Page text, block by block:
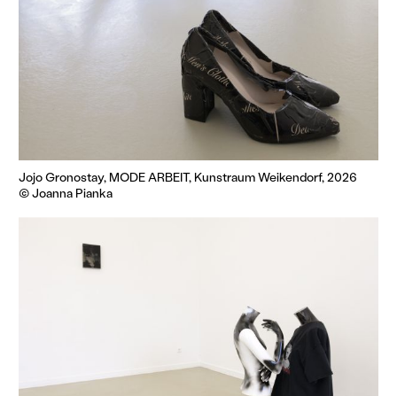
Jojo Gronostay, MODE ARBEIT, Kunstraum Weikendorf, 2026
© Joanna Pianka